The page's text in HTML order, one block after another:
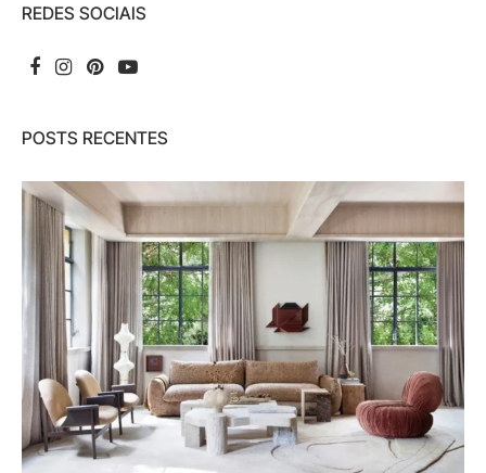
REDES SOCIAIS
POSTS RECENTES